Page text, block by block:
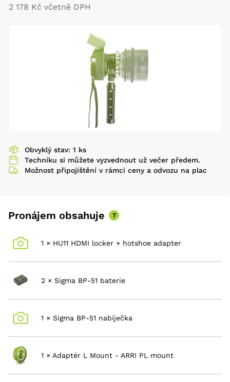
2 178 Kč včetně DPH
Obvyklý stav: 1 ks
Techniku si můžete vyzvednout už večer předem.
Možnost připojištění v rámci ceny a odvozu na plac
Pronájem obsahuje 7
1 × HU11 HDMI locker + hotshoe adapter
2 × Sigma BP-51 baterie
1 × Sigma BP-51 nabíječka
1 × Adaptér L Mount - ARRI PL mount